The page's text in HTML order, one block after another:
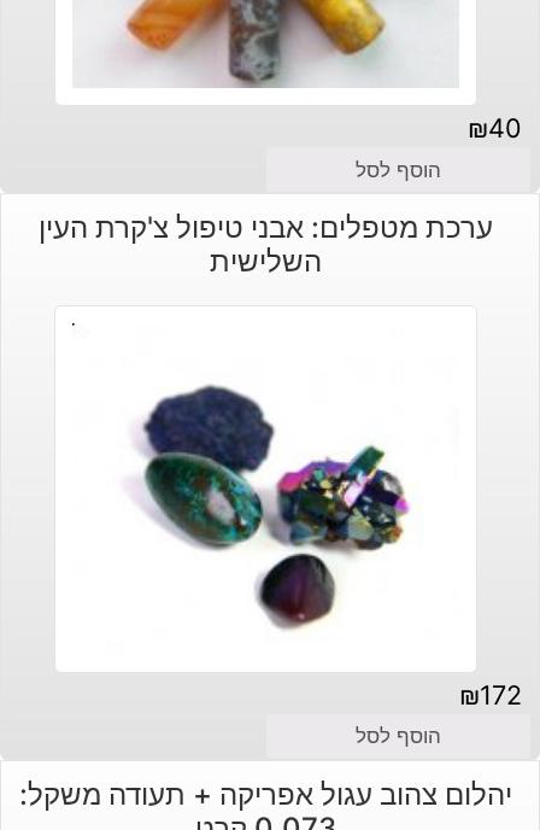
₪40
הוסף לסל
ערכת מטפלים: אבני טיפול צ'קרת העין
השלישית
₪172
הוסף לסל
יהלום צהוב עגול אפריקה + תעודה משקל: